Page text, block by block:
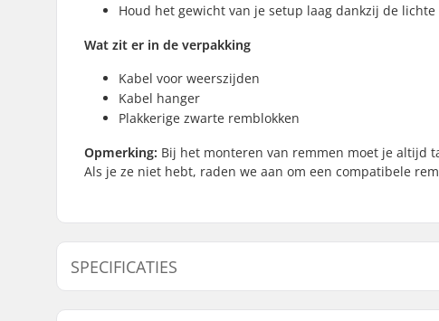
Houd het gewicht van je setup laag dankzij de
Wat zit er in de verpakking
Kabel voor weerszijden
Kabel hanger
Plakkerige zwarte remblokken
Opmerking: Bij het monteren van remmen moet je altijd
Als je ze niet hebt, raden we aan om een compatibele
SPECIFICATIES
BMX Brake: Rear